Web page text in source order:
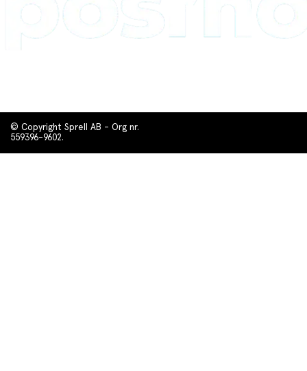
© Copyright Sprell AB - Org nr.
559396-9602.